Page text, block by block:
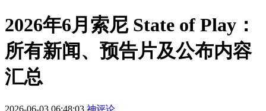
2026年6月索尼 State of Play：
所有新闻、预告片及公布内容
汇总
2026-06-03 06:48:03 神评论